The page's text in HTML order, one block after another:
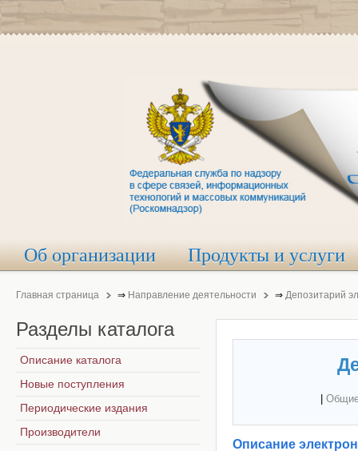
Об организации Продукты и услуги
Главная страница ⇒ Направление деятельности ⇒ Депозитарий
Описание
Разделы каталога
Описание каталога
Новые поступления
Периодические издания
Производители